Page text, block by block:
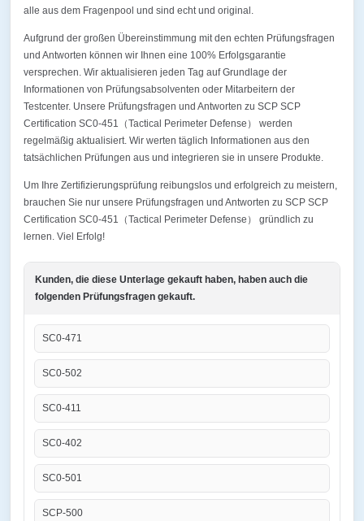
alle aus dem Fragenpool und sind echt und original.
Aufgrund der großen Übereinstimmung mit den echten Prüfungsfragen
und Antworten können wir Ihnen eine 100% Erfolgsgarantie
versprechen. Wir aktualisieren jeden Tag auf Grundlage der
Informationen von Prüfungsabsolventen oder Mitarbeitern der
Testcenter. Unsere Prüfungsfragen und Antworten zu SCP SCP
Certification SC0-451（Tactical Perimeter Defense） werden
regelmäßig aktualisiert. Wir werten täglich Informationen aus den
tatsächlichen Prüfungen aus und integrieren sie in unsere Produkte.
Um Ihre Zertifizierungsprüfung reibungslos und erfolgreich zu meistern,
brauchen Sie nur unsere Prüfungsfragen und Antworten zu SCP SCP
Certification SC0-451（Tactical Perimeter Defense） gründlich zu
lernen. Viel Erfolg!
Kunden, die diese Unterlage gekauft haben, haben auch die
folgenden Prüfungsfragen gekauft.
SC0-471
SC0-502
SC0-411
SC0-402
SC0-501
SCP-500